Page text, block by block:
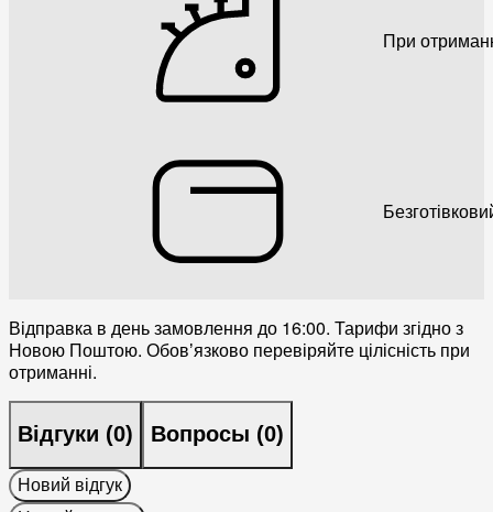
При
Відправка в день замовлення до 16:00. Тарифи згідно з
Новою Поштою. Обовʼязково перевіряйте цілісність при
отриманні.
Відгуки (0) Вопросы (0)
Новий відгук